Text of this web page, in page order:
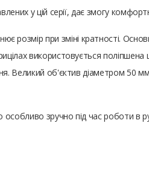
у цій серії, дає змогу
розмір при зміні кратності.
використовується поліпшена
Великий об'єктив діаметром 50
зручно під час роботи в